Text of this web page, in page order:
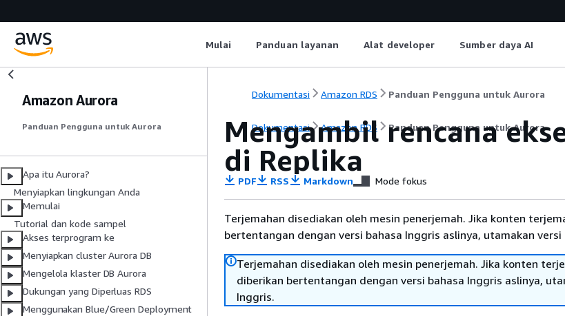
Mulai Panduan layanan Alat developer Sumber daya AI
Amazon Aurora
Panduan Pengguna untuk Aurora
Apa itu Aurora?
Menyiapkan lingkungan Anda
Memulai
Tutorial dan kode sampel
Akses terprogram ke
Menyiapkan cluster Aurora DB
Mengelola klaster DB Aurora
Dukungan yang Diperluas RDS
Menggunakan Blue/Green Deployment
Dokumentasi Amazon RDS Panduan Pengguna untuk Aurora
Dokumentasi Amazon RDS Panduan Pengguna untuk Aurora
Mengambil rencana
di Replika
PDF RSS Markdown Mode fokus
Terjemahan disediakan oleh mesin penerjemah. Jika konten
bertentangan dengan versi bahasa Inggris aslinya, utamakan versi
Terjemahan disediakan oleh mesin penerjemah. Jika konten
diberikan bertentangan dengan versi bahasa Inggris aslinya,
Inggris.